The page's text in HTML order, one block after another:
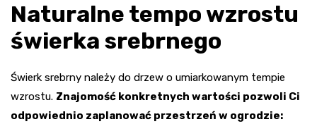
Naturalne tempo wzrostu
świerka srebrnego
Świerk srebrny należy do drzew o umiarkowanym tempie
wzrostu. Znajomość konkretnych wartości pozwoli Ci
odpowiednio zaplanować przestrzeń w ogrodzie: